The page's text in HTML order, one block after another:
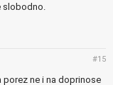
slobodno.
#15
ne i na doprinose